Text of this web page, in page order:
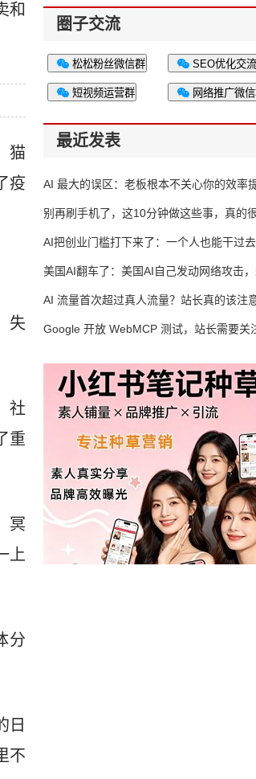
和
猫
疫
失
社
重
冥
上
分
日
不
圈子交流
松松粉丝微信群 SEO优化交
短视频运营群 网络推广微
最近发表
AI 最大的误区：老板根本不关心你的效率
别再刷手机了，这10分钟做这些事，真的
AI把创业门槛打下来了：一个人也能干过
人的活
美国AI翻车了：美国AI自己发动网络攻击
竟然靠中国AI帮忙善后
AI 流量首次超过真人流量？站长真的该注
Google 开放 WebMCP 测试，站长需要关